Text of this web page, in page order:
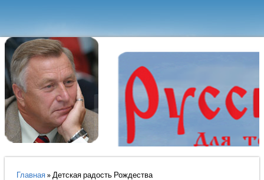
Вы здесь
Главная» Детская радость Рождества